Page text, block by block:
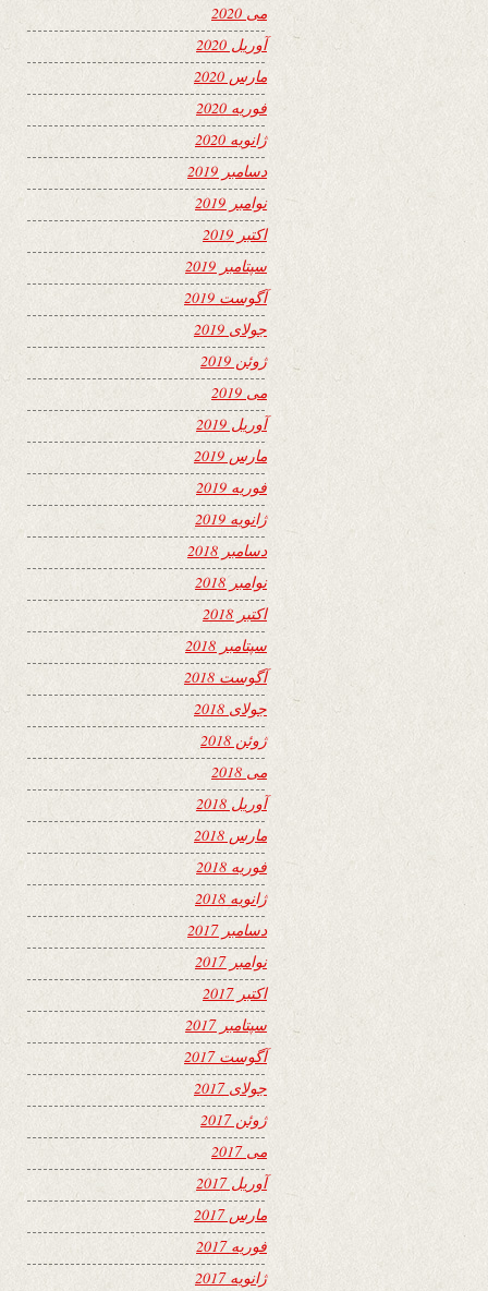
می 2020
آوریل 2020
مارس 2020
فوریه 2020
ژانویه 2020
دسامبر 2019
نوامبر 2019
اکتبر 2019
سپتامبر 2019
آگوست 2019
جولای 2019
ژوئن 2019
می 2019
آوریل 2019
مارس 2019
فوریه 2019
ژانویه 2019
دسامبر 2018
نوامبر 2018
اکتبر 2018
سپتامبر 2018
آگوست 2018
جولای 2018
ژوئن 2018
می 2018
آوریل 2018
مارس 2018
فوریه 2018
ژانویه 2018
دسامبر 2017
نوامبر 2017
اکتبر 2017
سپتامبر 2017
آگوست 2017
جولای 2017
ژوئن 2017
می 2017
آوریل 2017
مارس 2017
فوریه 2017
ژانویه 2017